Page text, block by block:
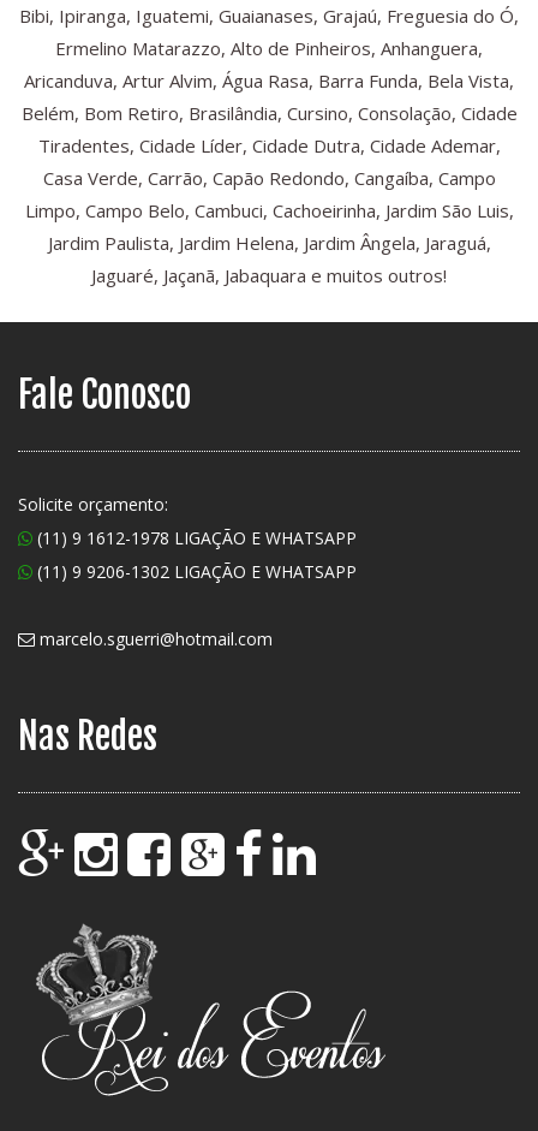
Bibi, Ipiranga, Iguatemi, Guaianases, Grajaú, Freguesia do Ó,
Ermelino Matarazzo, Alto de Pinheiros, Anhanguera,
Aricanduva, Artur Alvim, Água Rasa, Barra Funda, Bela Vista,
Belém, Bom Retiro, Brasilândia, Cursino, Consolação, Cidade
Tiradentes, Cidade Líder, Cidade Dutra, Cidade Ademar,
Casa Verde, Carrão, Capão Redondo, Cangaíba, Campo
Limpo, Campo Belo, Cambuci, Cachoeirinha, Jardim São Luis,
Jardim Paulista, Jardim Helena, Jardim Ângela, Jaraguá,
Jaguaré, Jaçanã, Jabaquara e muitos outros!
Fale Conosco
Solicite orçamento:
(11) 9 1612-1978 LIGAÇÃO E WHATSAPP
(11) 9 9206-1302 LIGAÇÃO E WHATSAPP
marcelo.sguerri@hotmail.com
Nas Redes